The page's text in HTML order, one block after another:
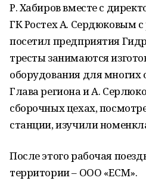
Р. Хабиров вместе с
ГК Ростех А. Сердюковым
посетил предприятия
тресты занимаются
оборудования для многих
Глава региона и А.
сборочных цехах,
станции, изучили
После этого рабочая
территории – ООО «ЕСМ».